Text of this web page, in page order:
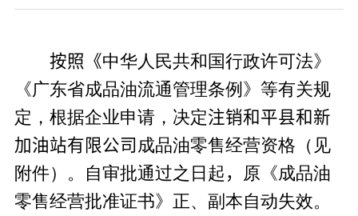
按照《中华人民共和国行政许可法》
《广东省成品油流通管理条例》等有关规
定，根据企业申请，决定注销和平县和新
加油站有限公司 成品油零售经营资格 （ 见
附件）。自审批通过之日起 ，
原《成品油
零售经营批准证书》正、副本自动失效。